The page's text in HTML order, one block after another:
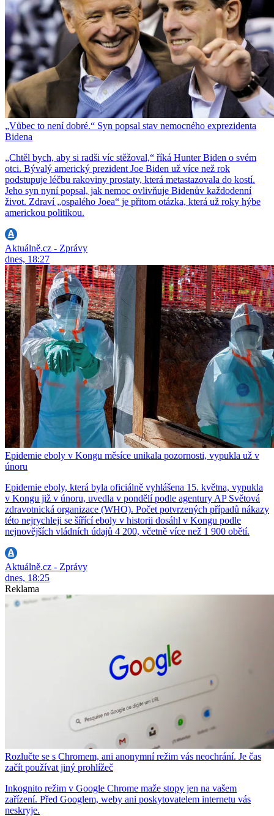
„Vůbec to není dobré.“ Syn popsal stav nemocného exprezidenta
Bidena
„Chtěl bych, aby si radši víc stěžoval,“ říká Hunter Biden o svém
otci. Bývalý americký prezident Joe Biden už více než rok
podstupuje léčbu rakoviny prostaty, která metastazovala do kostí.
Jeho syn nyní popsal, jak nemoc ovlivňuje Bidenův každodenní
život. Zdraví „ospalého Joea“ je přitom otázka, která už roky hýbe
americkou politikou.
Aktuálně.cz - Zprávy
dnes, 18:27
Epidemie eboly v Kongu měsíce unikala pozornosti, vypukla už v
únoru
Epidemie eboly, která byla oficiálně vyhlášena 15. května, vypukla
v Kongu již v únoru, uvedla v pondělí podle agentury AP Světová
zdravotnická organizace (WHO). Počet potvrzených případů nákazy
této nejrychleji se šířící eboly v historii dosáhl v Kongu podle
nejnovějších vládních údajů 4 200, včetně více než 1 900 obětí.
Aktuálně.cz - Zprávy
dnes, 18:25
Reklama
Rozlučte se s Chromem, ani anonymní režim vás neochrání. Je čas
začít používat jiný prohlížeč
Inkognito režim v Google Chrome maže stopy jen na vašem
zařízení. Před Googlem, weby ani poskytovatelem internetu vás
neskryje.